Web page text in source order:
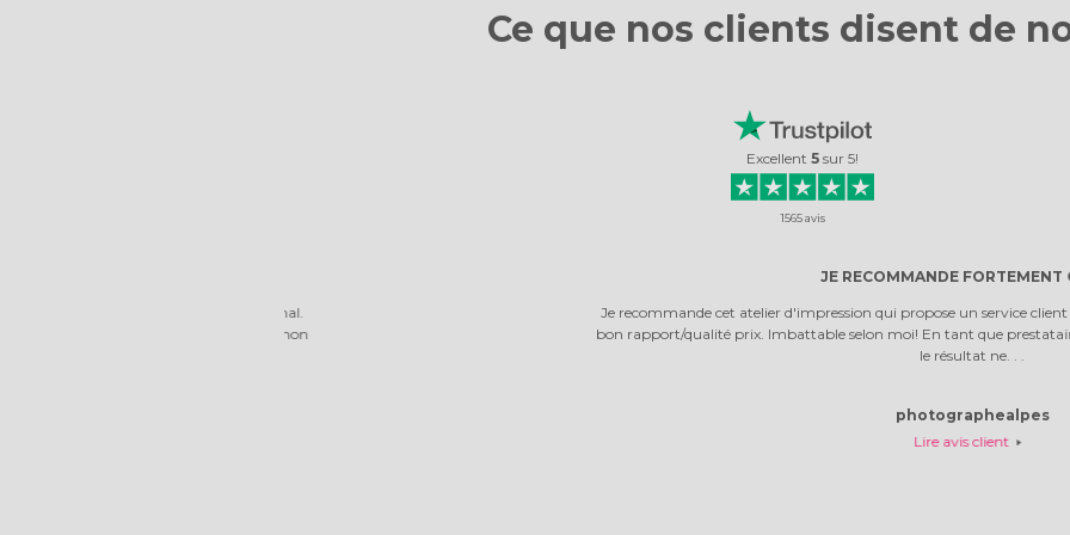
Ce que nos clients disent de
Excellent 5 sur 5!
1565avis
JE RECOMMANDE FORTEMENT CE SITE
Je recommande cet atelier d'impression qui propose un service client de qualité professionnel
bon rapport/qualité prix. Imbattable selon moi! En tant que prestataire, ayant testé plusieurs